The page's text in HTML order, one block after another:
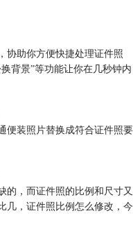
协助你方便快捷处理证件照
背景”等功能让你在几秒钟内
便装照片替换成符合证件照要
的，而证件照的比例和尺寸又
几，证件照比例怎么修改，今